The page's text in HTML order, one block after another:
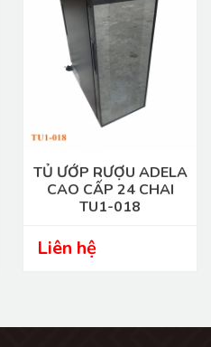
TỦ ƯỚP RƯỢU ADELA
CAO CẤP 24 CHAI
TU1-018
Liên hệ